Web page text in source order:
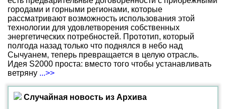
городами и горными регионами, которые
рассматривают возможность использования этой
технологии для удовлетворения собственных
энергетических потребностей. Прототип, который
полгода назад только что поднялся в небо над
Сычуанем, теперь превращается в целую отрасль.
Идея S2000 проста: вместо того чтобы устанавливать
ветряну ...>>
Случайная новость из Архива